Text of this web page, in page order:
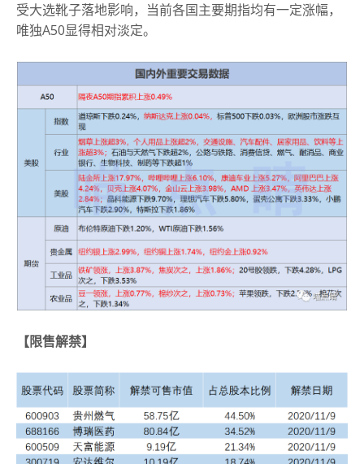
受大选靴子落地影响，当前各国主要期指均有一定涨幅，
唯独A50显得相对淡定。
【限售解禁】